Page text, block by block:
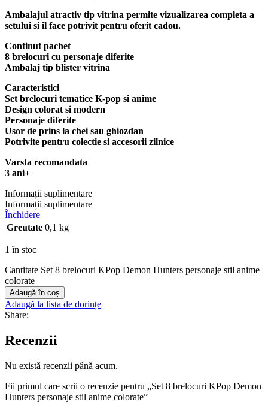
Ambalajul atractiv tip vitrina permite vizualizarea completa a
setului si il face potrivit pentru oferit cadou.
Continut pachet
8 brelocuri cu personaje diferite
Ambalaj tip blister vitrina
Caracteristici
Set brelocuri tematice K-pop si anime
Design colorat si modern
Personaje diferite
Usor de prins la chei sau ghiozdan
Potrivite pentru colectie si accesorii zilnice
Varsta recomandata
3 ani+
Informații suplimentare
Informații suplimentare
Închidere
Greutate 0,1 kg
1 în stoc
Cantitate Set 8 brelocuri KPop Demon Hunters personaje stil anime
colorate
Adaugă în coș
Adaugă la lista de dorințe
Share:
Recenzii
Nu există recenzii până acum.
Fii primul care scrii o recenzie pentru „Set 8 brelocuri KPop Demon
Hunters personaje stil anime colorate”